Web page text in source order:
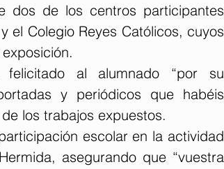
dos de los centros participantes
el Colegio Reyes Católicos, cuyos
al alumnado “por su
y periódicos que habéis
los trabajos expuestos.
escolar en la actividad
asegurando que “vuestra